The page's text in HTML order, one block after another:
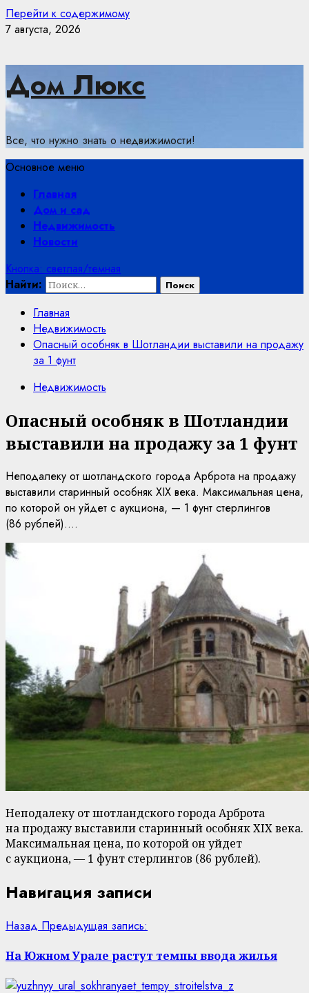
Перейти к содержимому
7 августа, 2026
Дом Люкс
Все, что нужно знать о недвижимости!
Основное меню
Главная
Дом и сад
Недвижимость
Новости
Кнопка: светлая/темная
Найти:
Главная
Недвижимость
Опасный особняк в Шотландии выставили на продажу
за 1 фунт
Недвижимость
Опасный особняк в Шотландии
выставили на продажу за 1 фунт
Неподалеку от шотландского города Арброта на продажу
выставили старинный особняк XIX века. Максимальная цена,
по которой он уйдет с аукциона, — 1 фунт стерлингов
(86 рублей)....
Неподалеку от шотландского города Арброта
на продажу выставили старинный особняк XIX века.
Максимальная цена, по которой он уйдет
с аукциона, — 1 фунт стерлингов (86 рублей).
Навигация записи
Назад Предыдущая запись:
На Южном Урале растут темпы ввода жилья